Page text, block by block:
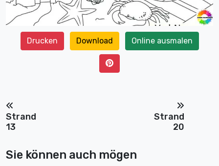
Drucken Download Online ausmalen
Strand
13
Strand
20
Sie können auch mögen